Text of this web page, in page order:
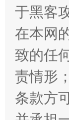
扯下
于黑客
在本网
致的任
责情形；
条款方